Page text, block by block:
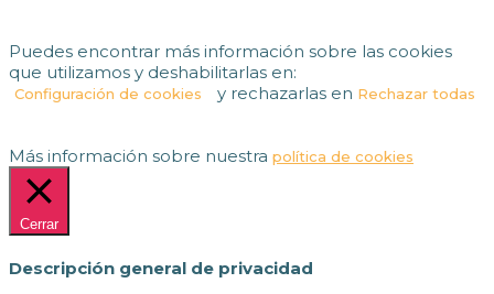
Puedes encontrar más información sobre las cookies
que utilizamos y deshabilitarlas en:
Configuración de cookies y rechazarlas en Rechazar todas
Más información sobre nuestra política de cookies
Cerrar
Descripción general de privacidad